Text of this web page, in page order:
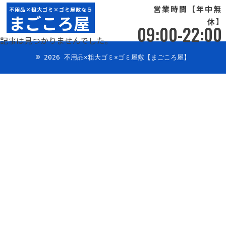
不用品×粗大ゴミ×ゴミ屋敷なら
まごころ屋
営業時間【年中無
休】
09:00-22:00
「info@magokoroya.jp
NOT FOUND
記事は見つかりませんでした。
© 2026 不用品×粗大ゴミ×ゴミ屋敷【まごころ屋】